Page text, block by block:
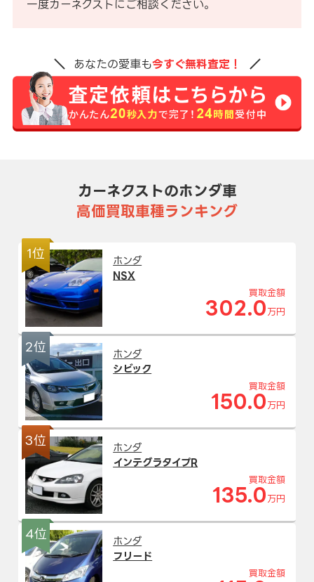
一度カーネクストにご相談ください。
あなたの愛車も今すぐ無料査定！
カーネクストのホンダ車
高価買取車種ランキング
1位
ホンダ
NSX
買取金額
302.0 万円
2位
ホンダ
シビック
買取金額
150.0 万円
3位
ホンダ
インテグラタイプR
買取金額
135.0 万円
4位
ホンダ
フリード
買取金額